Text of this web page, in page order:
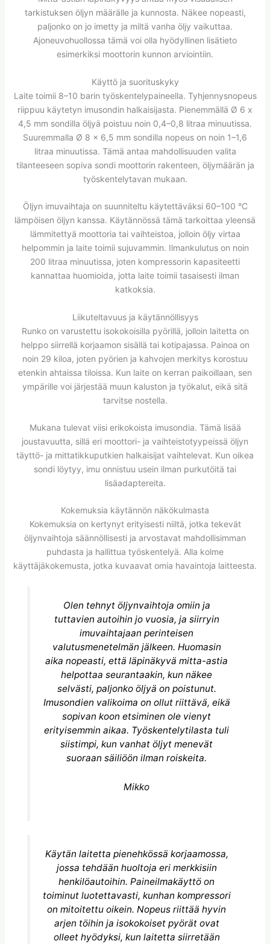
tarkistuksen öljyn määrälle ja kunnosta. Näkee nopeasti,
paljonko on jo imetty ja miltä vanha öljy vaikuttaa.
Ajoneuvohuollossa tämä voi olla hyödyllinen lisätieto
esimerkiksi moottorin kunnon arviointiin.
Käyttö ja suorituskyky
Laite toimii 8–10 barin työskentelypaineella. Tyhjennysnopeus
riippuu käytetyn imusondin halkaisijasta. Pienemmällä Ø 6 x
4,5 mm sondilla öljyä poistuu noin 0,4–0,8 litraa minuutissa.
Suuremmalla Ø 8 x 6,5 mm sondilla nopeus on noin 1–1,6
litraa minuutissa. Tämä antaa mahdollisuuden valita
tilanteeseen sopiva sondi moottorin rakenteen, öljymäärän ja
työskentelytavan mukaan.
Öljyn imuvaihtaja on suunniteltu käytettäväksi 60–100 °C
lämpöisen öljyn kanssa. Käytännössä tämä tarkoittaa yleensä
lämmitettyä moottoria tai vaihteistoa, jolloin öljy virtaa
helpommin ja laite toimii sujuvammin. Ilmankulutus on noin
200 litraa minuutissa, joten kompressorin kapasiteetti
kannattaa huomioida, jotta laite toimii tasaisesti ilman
katkoksia.
Liikuteltavuus ja käytännöllisyys
Runko on varustettu isokokoisilla pyörillä, jolloin laitetta on
helppo siirrellä korjaamon sisällä tai kotipajassa. Painoa on
noin 29 kiloa, joten pyörien ja kahvojen merkitys korostuu
etenkin ahtaissa tiloissa. Kun laite on kerran paikoillaan, sen
ympärille voi järjestää muun kaluston ja työkalut, eikä sitä
tarvitse nostella.
Mukana tulevat viisi erikokoista imusondia. Tämä lisää
joustavuutta, sillä eri moottori- ja vaihteistotyypeissä öljyn
täyttö- ja mittatikkuputkien halkaisijat vaihtelevat. Kun oikea
sondi löytyy, imu onnistuu usein ilman purkutöitä tai
lisäadaptereita.
Kokemuksia käytännön näkökulmasta
Kokemuksia on kertynyt erityisesti niiltä, jotka tekevät
öljynvaihtoja säännöllisesti ja arvostavat mahdollisimman
puhdasta ja hallittua työskentelyä. Alla kolme
käyttäjäkokemusta, jotka kuvaavat omia havaintoja laitteesta.
Olen tehnyt öljynvaihtoja omiin ja
tuttavien autoihin jo vuosia, ja siirryin
imuvaihtajaan perinteisen
valutusmenetelmän jälkeen. Huomasin
aika nopeasti, että läpinäkyvä mitta-astia
helpottaa seurantaakin, kun näkee
selvästi, paljonko öljyä on poistunut.
Imusondien valikoima on ollut riittävä, eikä
sopivan koon etsiminen ole vienyt
erityisemmin aikaa. Työskentelytilasta tuli
siistimpi, kun vanhat öljyt menevät
suoraan säiliöön ilman roiskeita.
Mikko
Käytän laitetta pienehkössä korjaamossa,
jossa tehdään huoltoja eri merkkisiin
henkilöautoihin. Paineilmakäyttö on
toiminut luotettavasti, kunhan kompressori
on mitoitettu oikein. Nopeus riittää hyvin
arjen töihin ja isokokoiset pyörät ovat
olleet hyödyksi, kun laitetta siirretään